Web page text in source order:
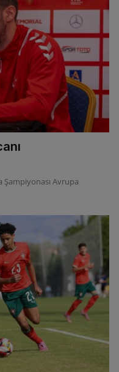
Şampiyonası Avrupa